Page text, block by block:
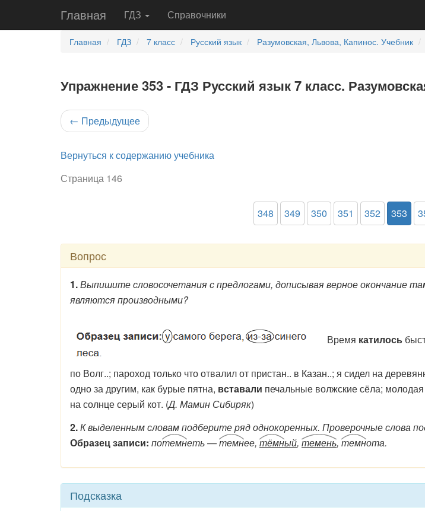
Главная ГДЗ Справочники
Главная ГДЗ 7 класс Русский язык Разумовская, Львова, Капинос. Учебник
Упражнение 353 - ГДЗ Русский язык 7 класс.
← Предыдущее
Вернуться к содержанию учебника
Страница 146
348 349 350 351 352 353
Вопрос
1.Выпишите словосочетания с предлогами, дописывая верное окончание
являются производными?
Время катилось
по Волг..; пароход только что отвалил от пристан.. в Казан..; я сидел на
одно за другим, как бурые пятна, вставали печальные волжские сёла;
на солнце серый кот. (Д. Мамин Сибиряк)
2.К выделенным словам подберите ряд однокоренных. Проверочные слова
Образец записи: потемнеть —темнее, тёмный, темень, темнота.
Подсказка